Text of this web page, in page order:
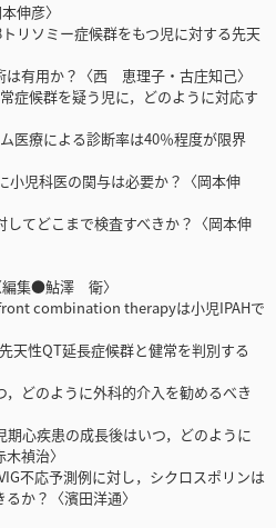
伸彦〉
ソミー症候群をもつ児に対する先天
用か？〈西 恵理子・古庄知己〉
候群を疑う児に，どのように対応す
療による診断率は40％程度が限界
児科医の関与は必要か？〈岡本伸
どこまで検査すべきか？〈岡本伸
編集●鮎澤 衛〉
combination therapyは小児IPAHで
性QT延長症候群と健常を判別する
のように外科的介入を勧めるべき
疾患の成長後はいつ，どのように
禎治〉
応予測例に対し，シクロスポリンは
か？〈濱田洋通〉